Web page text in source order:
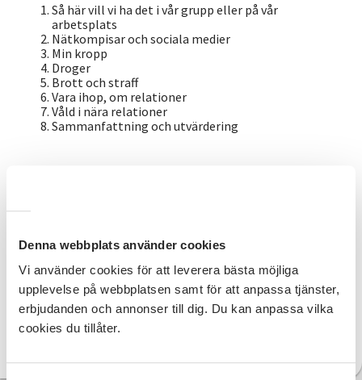
Denna webbplats använder cookies
Vi använder cookies för att leverera bästa möjliga
upplevelse på webbplatsen samt för att anpassa tjänster,
erbjudanden och annonser till dig. Du kan anpassa vilka
cookies du tillåter.
Så här vill vi ha det i vår grupp eller på vår
arbetsplats
Nätkompisar och sociala medier
Min kropp
Droger
Brott och straff
Vara ihop, om relationer
Våld i nära relationer
Sammanfattning och utvärdering
med både killar och tjejer.
som studiecirkel.
Det är bara utbildade cirkelledare
som får leda studiecirkeln
Du äger ditt ja och ditt nej.
Bearbetning till lättläst svenska: Ulla Bohman